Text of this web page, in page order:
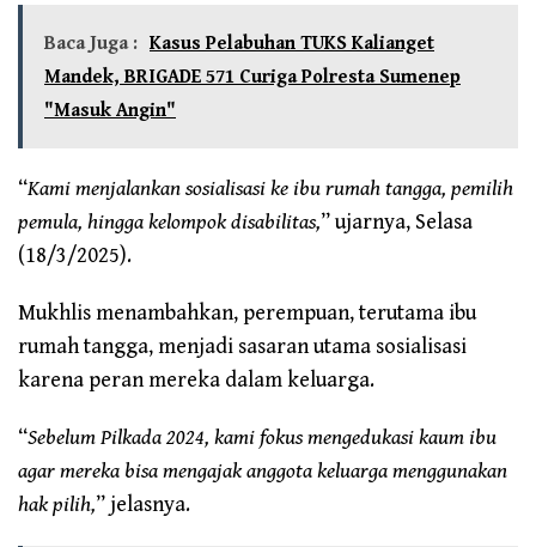
Baca Juga : Kasus Pelabuhan TUKS Kalianget
Mandek, BRIGADE 571 Curiga Polresta Sumenep
"Masuk Angin"
“Kami menjalankan sosialisasi ke ibu rumah tangga, pemilih
pemula, hingga kelompok disabilitas,” ujarnya, Selasa
(18/3/2025).
Mukhlis menambahkan, perempuan, terutama ibu
rumah tangga, menjadi sasaran utama sosialisasi
karena peran mereka dalam keluarga.
“Sebelum Pilkada 2024, kami fokus mengedukasi kaum ibu
agar mereka bisa mengajak anggota keluarga menggunakan
hak pilih,” jelasnya.